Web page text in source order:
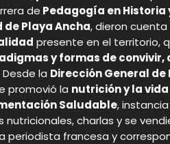
de Pedagogía en
de Playa Ancha, dieron
presente en el territorio,
y formas de convivir,
Desde la Dirección General
promovió la nutrición y la
Saludable,
nutricionales, charlas y se
periodista francesa y